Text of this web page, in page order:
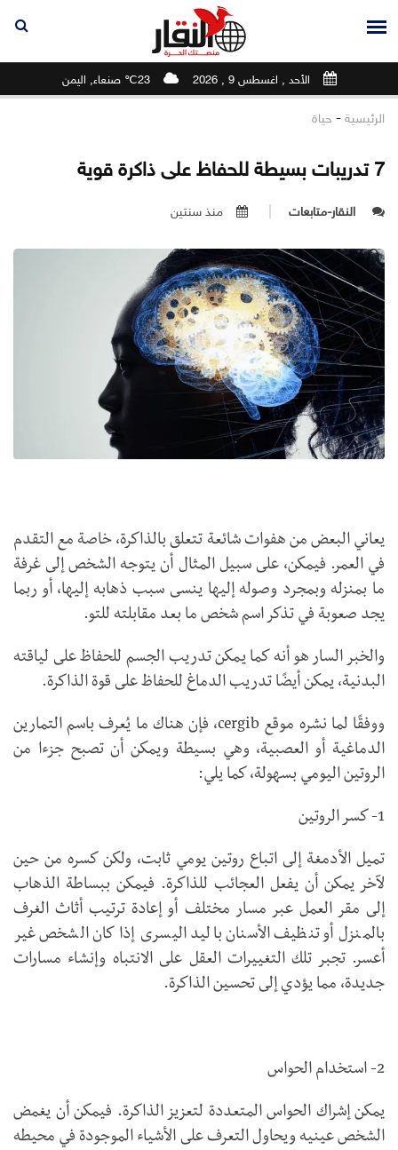
الأحد , اغسطس 9 , 2026 23℃ صنعاء, اليمن
الرئيسية - حياة
7 تدريبات بسيطة للحفاظ على ذاكرة قوية
النقار-متابعات منذ سنتين
يعاني البعض من هفوات شائعة تتعلق بالذاكرة، خاصة مع التقدم
في العمر. فيمكن، على سبيل المثال أن يتوجه الشخص إلى غرفة
ما بمنزله وبمجرد وصوله إليها ينسى سبب ذهابه إليها، أو ربما
يجد صعوبة في تذكر اسم شخص ما بعد مقابلته للتو.
والخبر السار هو أنه كما يمكن تدريب الجسم للحفاظ على لياقته
البدنية، يمكن أيضًا تدريب الدماغ للحفاظ على قوة الذاكرة.
ووفقًا لما نشره موقع cergib، فإن هناك ما يُعرف باسم التمارين
الدماغية أو العصبية، وهي بسيطة ويمكن أن تصبح جزءا من
الروتين اليومي بسهولة، كما يلي:
1- كسر الروتين
تميل الأدمغة إلى اتباع روتين يومي ثابت، ولكن كسره من حين
لآخر يمكن أن يفعل العجائب للذاكرة. فيمكن ببساطة الذهاب
إلى مقر العمل عبر مسار مختلف أو إعادة ترتيب أثاث الغرف
بالمنزل أو تنظيف الأسنان باليد اليسرى إذا كان الشخص غير
أعسر. تجبر تلك التغييرات العقل على الانتباه وإنشاء مسارات
جديدة، مما يؤدي إلى تحسين الذاكرة.
2- استخدام الحواس
يمكن إشراك الحواس المتعددة لتعزيز الذاكرة. فيمكن أن يغمض
الشخص عينيه ويحاول التعرف على الأشياء الموجودة في محيطه